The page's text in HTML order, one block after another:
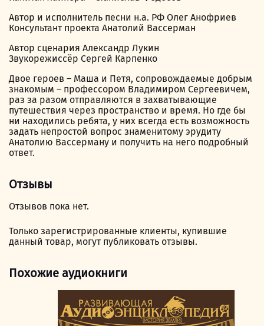
Автор и исполнитель песни н.а. РФ Олег Анофриев
Консультант проекта Анатолий Вассерман
Автор сценария Александр Лукин
Звукорежиссёр Сергей Карпенко
Двое героев – Маша и Петя, сопровождаемые добрым
знакомым – профессором Владимиром Сергеевичем,
раз за разом отправляются в захватывающие
путешествия через пространство и время. Но где бы
ни находились ребята, у них всегда есть возможность
задать непростой вопрос знаменитому эрудиту
Анатолию Вассерману и получить на него подробный
ответ.
Отзывы
Отзывов пока нет.
Только зарегистрированные клиенты, купившие
данный товар, могут публиковать отзывы.
Похожие аудиокниги